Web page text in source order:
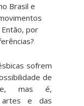
Brasil e
por
sofrem
de
mas é,
artes e das